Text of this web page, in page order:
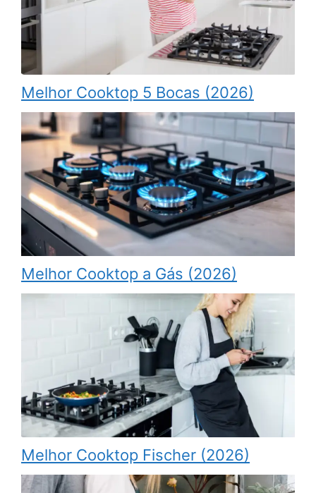
Melhor Cooktop 5 Bocas (2026)
Melhor Cooktop a Gás (2026)
Melhor Cooktop Fischer (2026)